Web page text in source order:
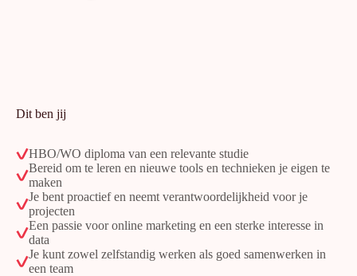
Dit ben jij
HBO/WO diploma van een relevante studie
Bereid om te leren en nieuwe tools en technieken je eigen te
maken
Je bent proactief en neemt verantwoordelijkheid voor je
projecten
Een passie voor online marketing en een sterke interesse in
data
Je kunt zowel zelfstandig werken als goed samenwerken in
een team